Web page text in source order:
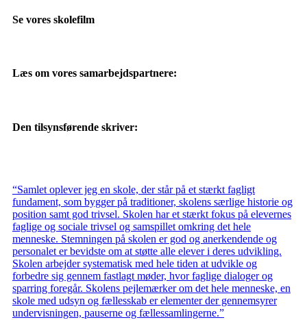
Se vores skolefilm
Læs om vores samarbejdspartnere:
Den tilsynsførende skriver:
“Samlet oplever jeg en skole, der står på et stærkt fagligt
fundament, som bygger på traditioner, skolens særlige historie og
position samt god trivsel. Skolen har et stærkt fokus på elevernes
faglige og sociale trivsel og samspillet omkring det hele
menneske. Stemningen på skolen er god og anerkendende og
personalet er bevidste om at støtte alle elever i deres udvikling.
Skolen arbejder systematisk med hele tiden at udvikle og
forbedre sig gennem fastlagt møder, hvor faglige dialoger og
sparring foregår. Skolens pejlemærker om det hele menneske, en
skole med udsyn og fællesskab er elementer der gennemsyrer
undervisningen, pauserne og fællessamlingerne.”